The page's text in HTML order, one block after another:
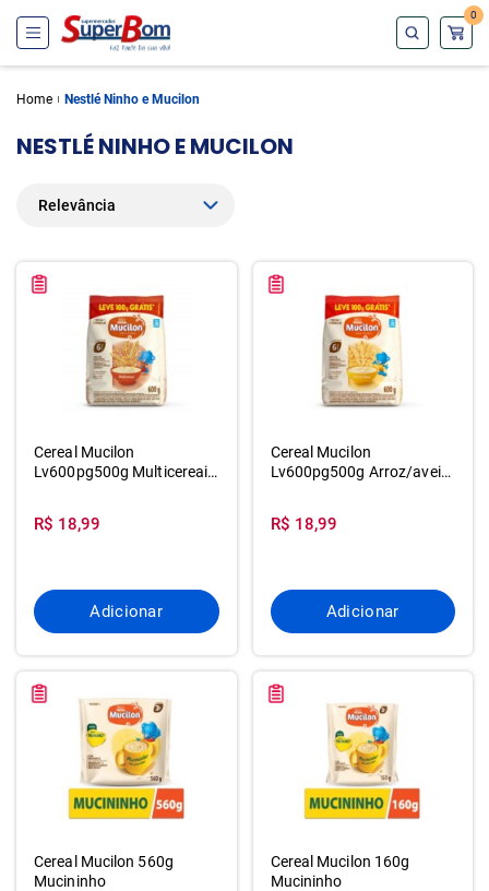
0
Home Nestlé Ninho e Mucilon
NESTLÉ NINHO E MUCILON
Cereal Mucilon
Lv600pg500g Multicereais
R$ 18,99
Adicionar
Cereal Mucilon
Lv600pg500g Arroz/aveia
R$ 18,99
Adicionar
Cereal Mucilon 560g
Mucininho
Cereal Mucilon 160g
Mucininho